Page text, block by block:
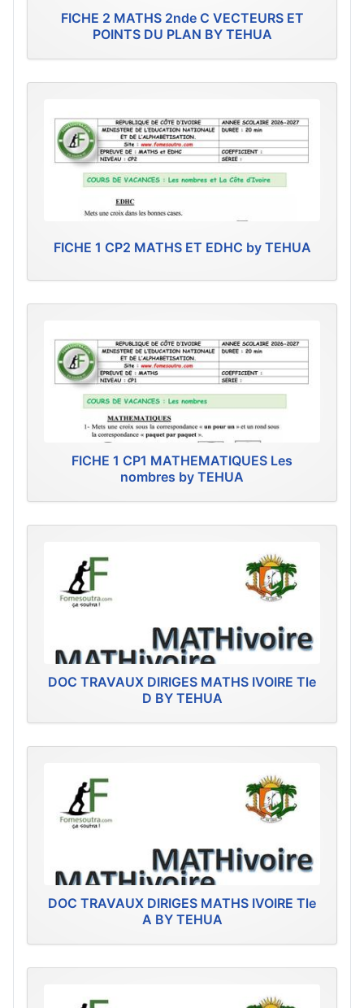
FICHE 2 MATHS 2nde C VECTEURS ET
POINTS DU PLAN BY TEHUA
FICHE 1 CP2 MATHS ET EDHC by TEHUA
FICHE 1 CP1 MATHEMATIQUES Les
nombres by TEHUA
DOC TRAVAUX DIRIGES MATHS IVOIRE Tle
D BY TEHUA
DOC TRAVAUX DIRIGES MATHS IVOIRE Tle
A BY TEHUA